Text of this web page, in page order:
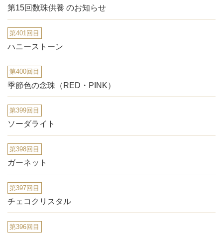
第15回数珠供養 のお知らせ
第401回目
ハニーストーン
第400回目
季節色の念珠（RED・PINK）
第399回目
ソーダライト
第398回目
ガーネット
第397回目
チェコクリスタル
第396回目